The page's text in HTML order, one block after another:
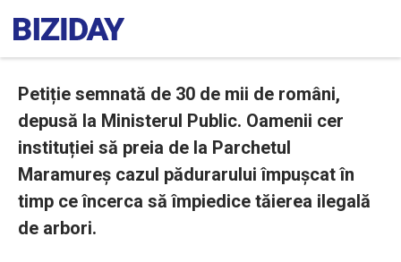
Petiție semnată de 30 de mii de români,
depusă la Ministerul Public. Oamenii cer
instituției să preia de la Parchetul
Maramureș cazul pădurarului împușcat în
timp ce încerca să împiedice tăierea ilegală
de arbori.